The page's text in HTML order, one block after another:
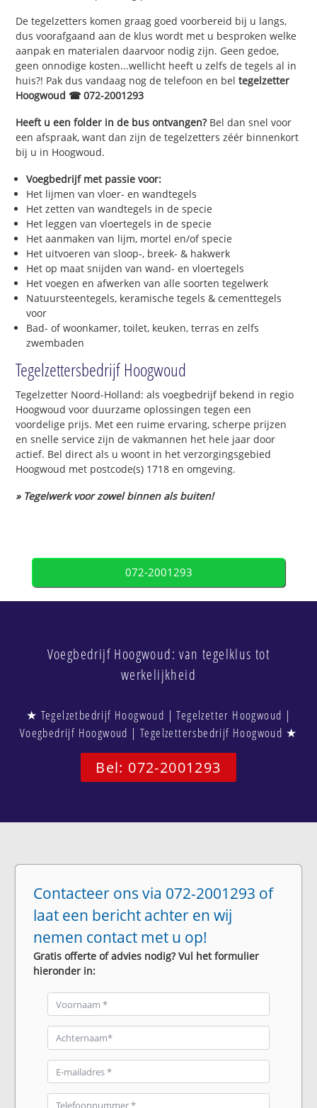
De tegelzetters komen graag goed voorbereid bij u langs,
dus voorafgaand aan de klus wordt met u besproken welke
aanpak en materialen daarvoor nodig zijn. Geen gedoe,
geen onnodige kosten...wellicht heeft u zelfs de tegels al in
huis?! Pak dus vandaag nog de telefoon en beltegelzetter
Hoogwoud ☎ 072-2001293
Heeft u een folder in de bus ontvangen?Bel dan snel voor
een afspraak, want dan zijn de tegelzetters zéér binnenkort
bij u in Hoogwoud.
Voegbedrijf met passie voor:
Het lijmen van vloer- en wandtegels
Het zetten van wandtegels in de specie
Het leggen van vloertegels in de specie
Het aanmaken van lijm, mortel en/of specie
Het uitvoeren van sloop-, breek- & hakwerk
Het op maat snijden van wand- en vloertegels
Het voegen en afwerken van alle soorten tegelwerk
Natuursteentegels, keramische tegels & cementtegels
voor
Bad- of woonkamer, toilet, keuken, terras en zelfs
zwembaden
Tegelzettersbedrijf Hoogwoud
Tegelzetter Noord-Holland: als voegbedrijf bekend in regio
Hoogwoud voor duurzame oplossingen tegen een
voordelige prijs. Met een ruime ervaring, scherpe prijzen
en snelle service zijn de vakmannen het hele jaar door
actief. Bel direct als u woont in het verzorgingsgebied
Hoogwoud met postcode(s) 1718 en omgeving.
» Tegelwerk voor zowel binnen als buiten!
072-2001293
Voegbedrijf Hoogwoud: van tegelklus tot
werkelijkheid
★ Tegelzetbedrijf Hoogwoud | Tegelzetter Hoogwoud |
Voegbedrijf Hoogwoud | Tegelzettersbedrijf Hoogwoud ★
Bel: 072-2001293
Contacteer ons via 072-2001293 of
laat een bericht achter en wij
nemen contact met u op!
Gratis offerte of advies nodig? Vul het formulier
hieronder in: